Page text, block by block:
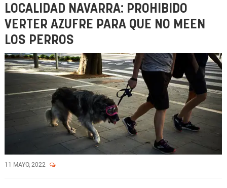
LOCALIDAD NAVARRA: PROHIBIDO
VERTER AZUFRE PARA QUE NO MEEN
LOS PERROS
11 MAYO, 2022